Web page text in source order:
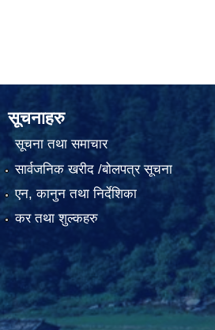
सूचनाहरु
सूचना तथा समाचार
सार्वजनिक खरीद /बोलपत्र सूचना
एन, कानुन तथा निर्देशिका
कर तथा शुल्कहरु